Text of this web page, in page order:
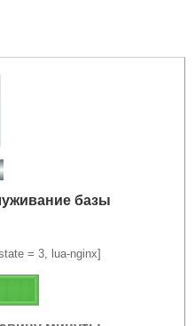
базы
= 3, lua-nginx]